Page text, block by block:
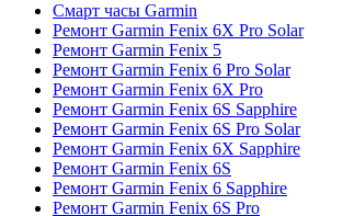
Смарт часы Garmin
Ремонт Garmin Fenix 6X Pro Solar
Ремонт Garmin Fenix 5
Ремонт Garmin Fenix 6 Pro Solar
Ремонт Garmin Fenix 6X Pro
Ремонт Garmin Fenix 6S Sapphire
Ремонт Garmin Fenix 6S Pro Solar
Ремонт Garmin Fenix 6X Sapphire
Ремонт Garmin Fenix 6S
Ремонт Garmin Fenix 6 Sapphire
Ремонт Garmin Fenix 6S Pro